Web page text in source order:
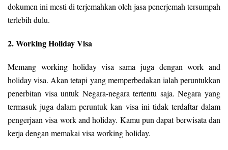
dokumen ini mesti di terjemahkan oleh jasa penerjemah tersumpah
terlebih dulu.
2. Working Holiday Visa
Memang working holiday visa sama juga dengan work and
holiday visa. Akan tetapi yang memperbedakan ialah peruntukkan
penerbitan visa untuk Negara-negara tertentu saja. Negara yang
termasuk juga dalam peruntuk kan visa ini tidak terdaftar dalam
pengerjaan visa work and holiday. Kamu pun dapat berwisata dan
kerja dengan memakai visa working holiday.